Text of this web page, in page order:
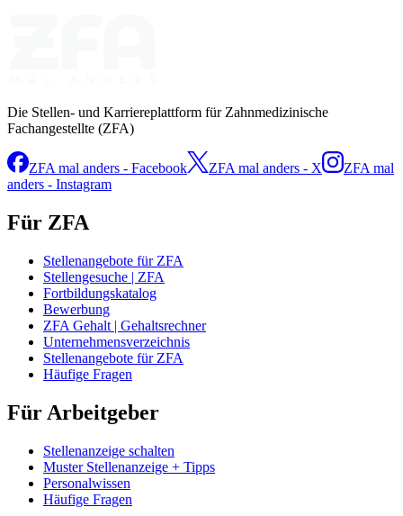
Die Stellen- und Karriereplattform für Zahnmedizinische
Fachangestellte (ZFA)
ZFA mal anders - Facebook ZFA mal anders - X
ZFA mal
anders - Instagram
Für ZFA
Stellenangebote für ZFA
Stellengesuche | ZFA
Fortbildungskatalog
Bewerbung
ZFA Gehalt | Gehaltsrechner
Unternehmensverzeichnis
Stellenangebote für ZFA
Häufige Fragen
Für Arbeitgeber
Stellenanzeige schalten
Muster Stellenanzeige + Tipps
Personalwissen
Häufige Fragen